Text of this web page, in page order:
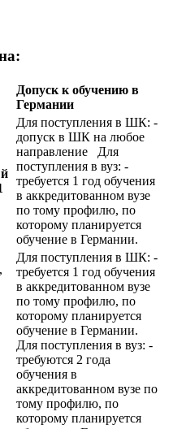
Допуск к обучению в
Германии
Для поступления в ШК: -
допуск в ШК на любое
направление Для
поступления в вуз: -
требуется 1 год обучения
в аккредитованном вузе
по тому профилю, по
которому планируется
обучение в Германии.
Для поступления в ШК: -
требуется 1 год обучения
в аккредитованном вузе
по тому профилю, по
которому планируется
обучение в Германии.
Для поступления в вуз: -
требуются 2 года
обучения в
аккредитованном вузе по
тому профилю, по
которому планируется